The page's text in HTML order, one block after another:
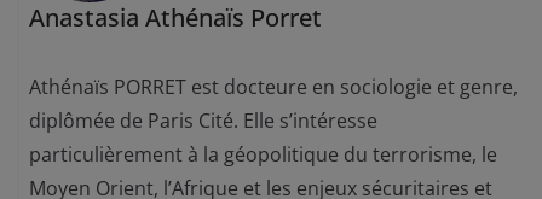
Anastasia Athénaïs Porret
Athénaïs PORRET est docteure en sociologie et genre,
diplômée de Paris Cité. Elle s’intéresse
particulièrement à la géopolitique du terrorisme, le
Moyen Orient, l’Afrique et les enjeux sécuritaires et